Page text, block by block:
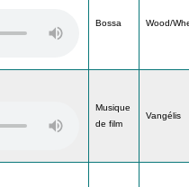
Bossa Wood/
Musique
de film
Vangélis